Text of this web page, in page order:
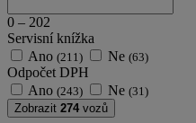
0 – 202
Servisní knížka
Ano (211) Ne (63)
Odpočet DPH
Ano (243) Ne (31)
Zobrazit 274 vozů